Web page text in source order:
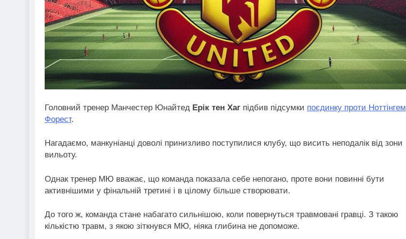
Головний тренер Манчестер Юнайтед Ерік тен Хаг підбив підсумки поєдинку проти Ноттінгем
Форест.
Нагадаємо, манкуніанці доволі принизливо поступилися клубу, що висить неподалік від зони
вильоту.
Однак тренер МЮ вважає, що команда показала себе непогано, проте вони повинні бути
активнішими у фінальній третині і в цілому більше створювати.
До того ж, команда стане набагато сильнішою, коли повернуться травмовані гравці. З такою
кількістю травм, з якою зіткнувся МЮ, ніяка глибина не допоможе.